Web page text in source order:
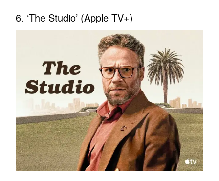
6. ‘The Studio’ (Apple TV+)